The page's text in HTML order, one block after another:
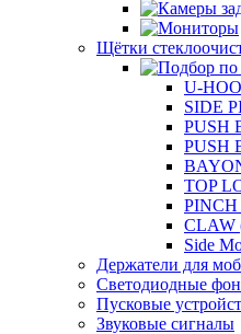
Щётки
U-
SIDE
PUSH
PUSH
TOP
PINCH
CLAW
Side
Держатели для
Светодиодные
Пусковые
Звуковые сигналы